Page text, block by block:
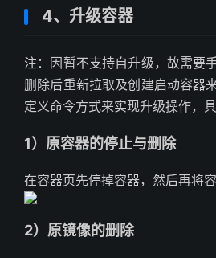
4、升级容器
注：因暂不支持自升级，故需要
删除后重新拉取及创建启动容器
定义命令方式来实现升级操作，具
1）原容器的停止与删除
在容器页先停掉容器，然后再将容
2）原镜像的删除